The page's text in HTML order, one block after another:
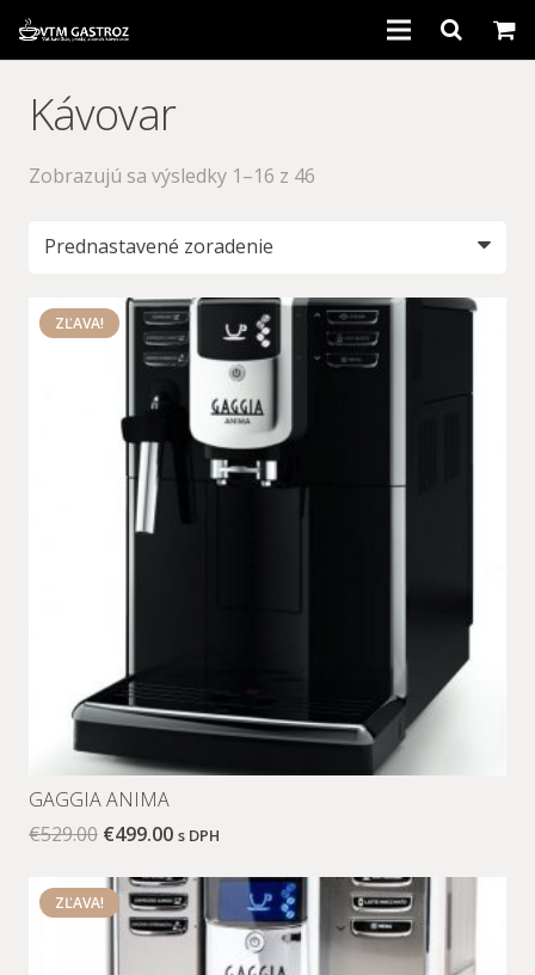
Domov
Bazár
Informácie
Kávovar
Zobrazujú sa výsledky 1–16 z 46
ZĽAVA!
GAGGIA ANIMA
€529.00 €499.00 s DPH
ZĽAVA!